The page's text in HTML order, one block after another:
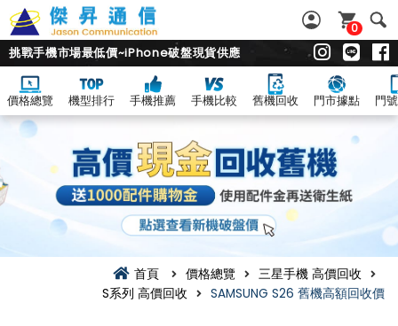
0
挑戰手機市場最低價~iPhone破盤現貨供應
價格總覽 機型排行 手機推薦 手機比較 舊機回收 門市據點 門
首頁 價格總覽
三星手機 高價回收
S系列 高價回收
SAMSUNG S26 舊機高額回收價